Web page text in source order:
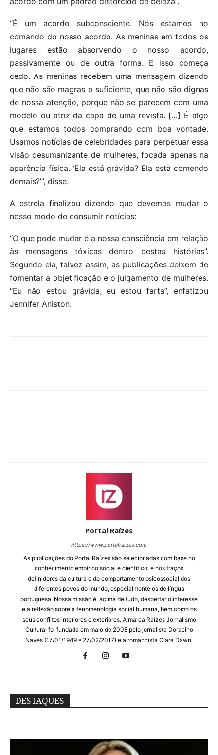
“É um acordo subconsciente. Nós estamos no
comando do nosso acordo. As meninas em todos os
lugares estão absorvendo o nosso acordo,
passivamente ou de outra forma. E isso começa
cedo. As meninas recebem uma mensagem dizendo
que não são magras o suficiente, que não são dignas
de nossa atenção, porque não se parecem com uma
modelo ou atriz da capa de uma revista. […] É algo
que estamos todos comprando com boa vontade.
Usamos notícias de celebridades para perpetuar essa
visão desumanizante de mulheres, focada apenas na
aparência física. ‘Ela está grávida? Ela está comendo
demais?’”, disse.
A estrela finalizou dizendo que devemos mudar o
nosso modo de consumir notícias:
“O que pode mudar é a nossa consciência em relação
às mensagens tóxicas dentro destas histórias”.
Segundo ela, talvez assim, as publicações deixem de
fomentar a objetificação e o julgamento de mulheres.
“Eu não estou grávida, eu estou farta”, enfatizou
Jennifer Aniston.
Portal Raízes
https://www.portalraizes.com
As publicações do Portal Raízes são selecionadas com base no
conhecimento empírico social e cientifico, e nos traços
definidores da cultura e do comportamento psicossocial dos
diferentes povos do mundo, especialmente os de língua
portuguesa. Nossa missão é, acima de tudo, despertar o interesse
e a reflexão sobre a fenomenologia social humana, bem como os
seus conflitos interiores e exteriores. A marca Raízes Jornalismo
Cultural foi fundada em maio de 2008 pelo jornalista Doracino
Naves (17/01/1949 * 27/02/2017) e a romancista Clara Dawn.
DESTAQUES